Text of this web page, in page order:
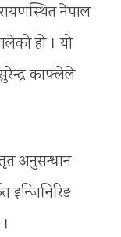
नेपाल
हो । यो
काफ्लेले
अनुसन्धान
इन्जिनिरिङ